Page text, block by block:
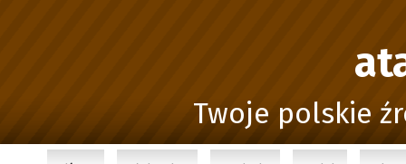
Twoje polskie